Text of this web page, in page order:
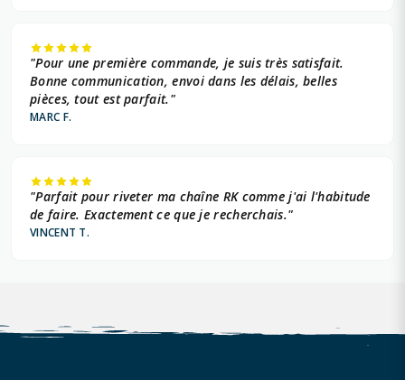
"Pour une première commande, je suis très satisfait.
Bonne communication, envoi dans les délais, belles
pièces, tout est parfait."
MARC F.
"Parfait pour riveter ma chaîne RK comme j'ai l'habitude
de faire. Exactement ce que je recherchais."
VINCENT T.